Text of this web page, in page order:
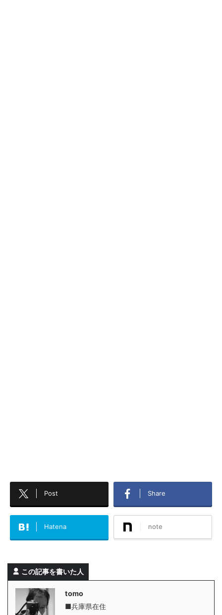
Post Share
Hatena note
この記事を書いた人
tomo
■兵庫県在住